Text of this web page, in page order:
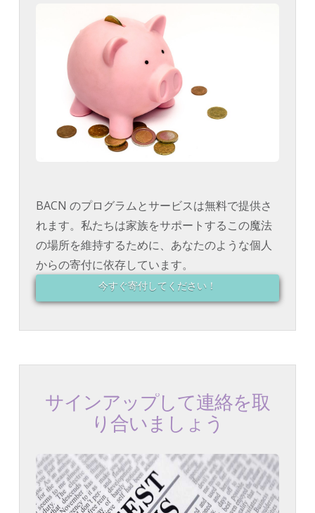
BACN のプログラムとサービスは無料で提供さ
れます。私たちは家族をサポートするこの魔法
の場所を維持するために、あなたのような個人
からの寄付に依存しています。
今すぐ寄付してください！
サインアップして連絡を取
り合いましょう